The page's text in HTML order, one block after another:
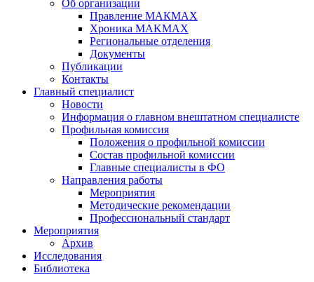
Об организации
Правление МАКМАХ
Хроника MAKMAX
Региональные отделения
Документы
Публикации
Контакты
Главный специалист
Новости
Информация о главном внештатном специалисте
Профильная комиссия
Положения о профильной комиссии
Состав профильной комиссии
Главные специалисты в ФО
Направления работы
Мероприятия
Методические рекомендации
Профессиональный стандарт
Мероприятия
Архив
Исследования
Библиотека